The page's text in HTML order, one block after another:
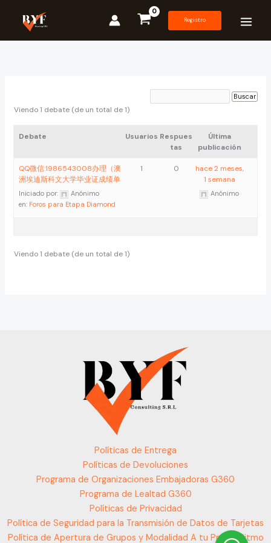
contenido
Registro
Viendo 1 debate (de un total de 1)
Debate Usuarios Respues
tas
Última
publicación
QQ微信:1986543008办理（澳
洲埃迪斯科文大学毕业证成绩单
Iniciado por:
Anónimo
en: Foros para Etapa Diamond
1 0
hace 2 meses,
1 semana
Anónimo
Viendo 1 debate (de un total de 1)
Políticas de Entrega
Políticas de Devoluciones
Programa de Organizaciones Embajadoras G360
Programa de Lealtad G360
Políticas de Privacidad
Política de Seguridad para la Transmisión de Datos de Tarjetas
Política de Apertura de Grupos y Modalidad A tu Propio Ritmo